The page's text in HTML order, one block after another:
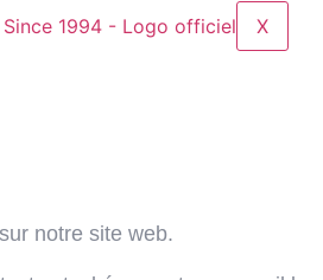
X
notre site web.